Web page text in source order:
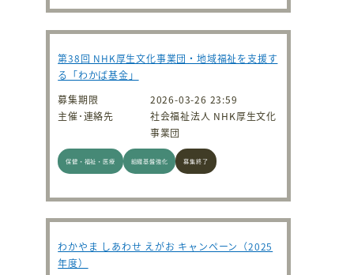
第38回 NHK厚生文化事業団・地域福祉を支援す
る「わかば基金」
募集期限
2026-03-26 23:59
主催･連絡先
社会福祉法人 NHK厚生文化
事業団
保健・福祉・医療 組織基盤強化 募集終了
わかやま しあわせ えがお キャンペーン（2025
年度）